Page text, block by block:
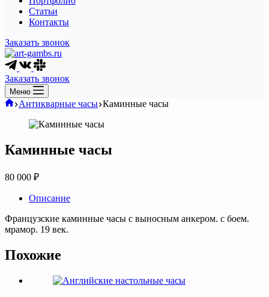
Статьи
Контакты
Заказать звонок
Заказать звонок
Меню
Главная
Антикварные часы Каминные часы
Каминные часы
80 000 ₽
Описание
Французские каминные часы с выносным анкером. с боем.
мрамор. 19 век.
Похожие